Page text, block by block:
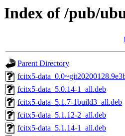
Index of /pub/
Parent Directory
fcitx5-
fcitx5-data_5.0.14-1_all.deb
fcitx5-data_5.1.7-1build3_all.deb
fcitx5-data_5.1.12-2_all.deb
fcitx5-data_5.1.14-1_all.deb